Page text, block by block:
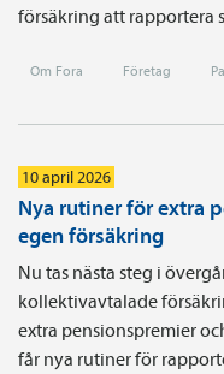
försäkring att rapportera
Om Fora Företag
10 april 2026
Nya rutiner för extra
egen försäkring
Nu tas nästa steg i
kollektivavtalade
extra pensionspremier
får nya rutiner för